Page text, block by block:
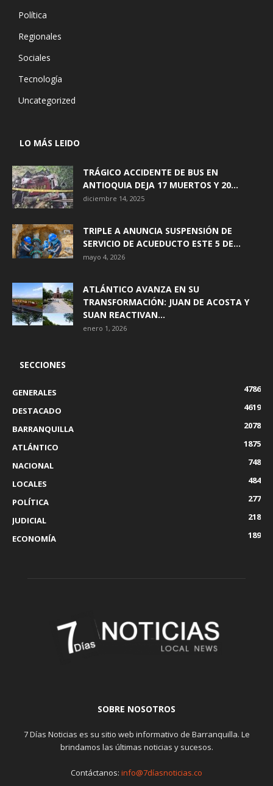
Política
Regionales
Sociales
Tecnología
Uncategorized
LO MÁS LEIDO
TRÁGICO ACCIDENTE DE BUS EN
ANTIOQUIA DEJA 17 MUERTOS Y 20...
diciembre 14, 2025
TRIPLE A ANUNCIA SUSPENSIÓN DE
SERVICIO DE ACUEDUCTO ESTE 5 DE...
mayo 4, 2026
ATLÁNTICO AVANZA EN SU
TRANSFORMACIÓN: JUAN DE ACOSTA Y
SUAN REACTIVAN...
enero 1, 2026
SECCIONES
GENERALES
4786
DESTACADO
4619
BARRANQUILLA
2078
ATLÁNTICO
1875
NACIONAL
748
LOCALES
484
POLÍTICA
277
JUDICIAL
218
ECONOMÍA
189
SOBRE NOSOTROS
7 Días Noticias es su sitio web informativo de Barranquilla. Le
brindamos las últimas noticias y sucesos.
Contáctanos: info@7díasnoticias.co